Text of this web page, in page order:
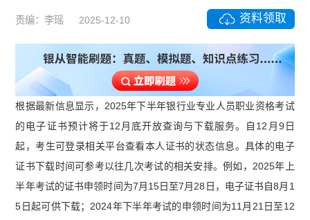
责编：李瑶 2025-12-10 资料领取
根据最新信息显示，2025年下半年银行业专业人员职业资格考试
的电子证书预计将于12月底开放查询与下载服务。自12月9日
起，考生可登录相关平台查看本人证书的状态信息。具体的电子
证书下载时间可参考以往几次考试的相关安排。例如，2025年上
半年考试的证书申领时间为7月15日至7月28日，电子证书自8月1
5日起可供下载；2024年下半年考试的申领时间为11月21日至12